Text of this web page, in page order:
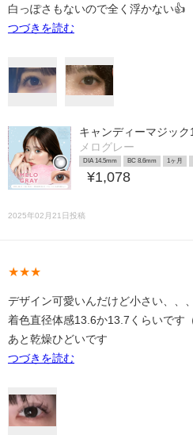
白っぽさもないので全く浮かない👍
つづきを読む
キャンディーマジッ
メログレー
DIA 14.5mm BC 8.6mm 1ヶ月
¥1,078
2025年02月21日投稿
★★★
デザイン可愛いんだけど小さい、、、
着色直径体感13.6か13.7くらいです
あと乾燥ひどいです
つづきを読む